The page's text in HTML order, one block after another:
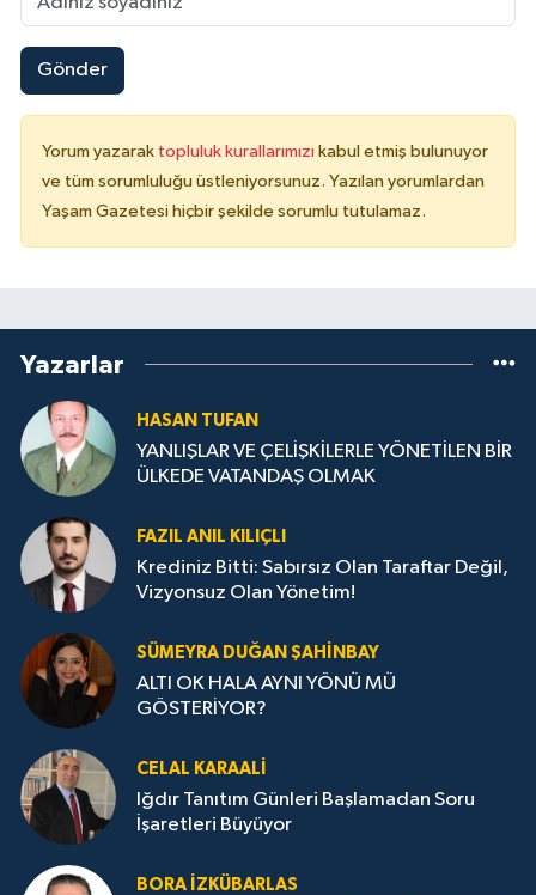
Gönder
Yorum yazarak topluluk kurallarımızı kabul etmiş bulunuyor
ve tüm sorumluluğu üstleniyorsunuz. Yazılan yorumlardan
Yaşam Gazetesi hiçbir şekilde sorumlu tutulamaz.
Yazarlar
HASAN TUFAN
YANLIŞLAR VE ÇELİŞKİLERLE YÖNETİLEN BİR
ÜLKEDE VATANDAŞ OLMAK
FAZIL ANIL KILIÇLI
Krediniz Bitti: Sabırsız Olan Taraftar Değil,
Vizyonsuz Olan Yönetim!
SÜMEYRA DUĞAN ŞAHINBAY
ALTI OK HALA AYNI YÖNÜ MÜ
GÖSTERİYOR?
CELAL KARAALİ
Iğdır Tanıtım Günleri Başlamadan Soru
İşaretleri Büyüyor
BORA İZKÜBARLAS